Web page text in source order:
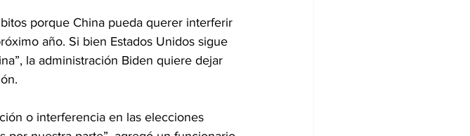
porque China pueda querer interferir
año. Si bien Estados Unidos sigue
la administración Biden quiere dejar
o interferencia en las elecciones